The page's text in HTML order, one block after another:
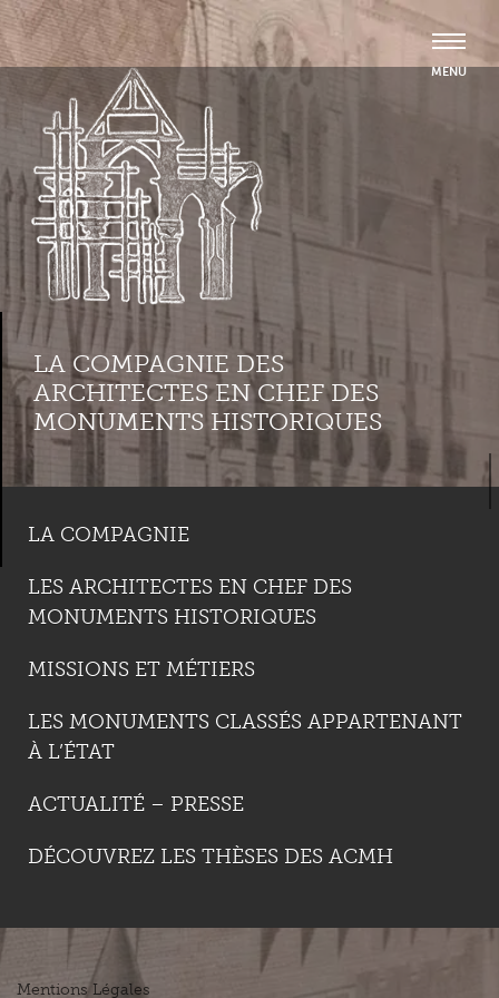
LA COMPAGNIE DES
ARCHITECTES EN CHEF DES
MONUMENTS HISTORIQUES
LA COMPAGNIE
LES ARCHITECTES EN CHEF DES
MONUMENTS HISTORIQUES
MISSIONS ET MÉTIERS
LES MONUMENTS CLASSÉS APPARTENANT
À L’ÉTAT
ACTUALITÉ – PRESSE
DÉCOUVREZ LES THÈSES DES ACMH
Mentions Légales